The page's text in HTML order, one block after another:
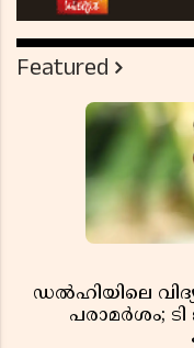
Featured
ഡൽഹിയിലെ
പരാമർശം;